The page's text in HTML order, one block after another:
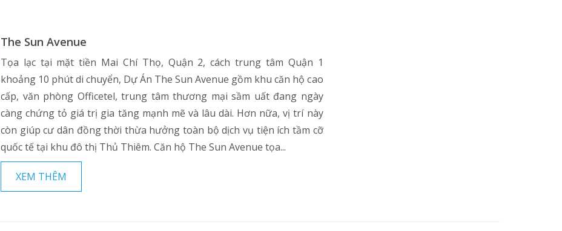
The Sun Avenue
Tọa lạc tại mặt tiền Mai Chí Thọ, Quận 2, cách trung tâm Quận 1
khoảng 10 phút di chuyển, Dự Án The Sun Avenue gồm khu căn hộ cao
cấp, văn phòng Officetel, trung tâm thương mại sầm uất đang ngày
càng chứng tỏ giá trị gia tăng mạnh mẽ và lâu dài. Hơn nữa, vị trí này
còn giúp cư dân đồng thời thừa hưởng toàn bộ dịch vụ tiện ích tầm cỡ
quốc tế tại khu đô thị Thủ Thiêm. Căn hộ The Sun Avenue tọa...
XEM THÊM